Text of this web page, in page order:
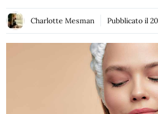
Charlotte Mesman Pubblicato il